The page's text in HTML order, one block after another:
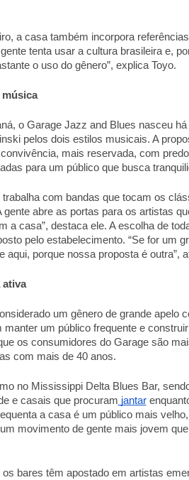
a casa também incorpora
tenta usar a cultura brasileira e,
o uso do gênero”, explica Toyo.
música
o Garage Jazz and Blues nasceu
pelos dois estilos musicais. A
mais reservada, com
para um público que busca
com bandas que tocam os
gente abre as portas para os artistas
a casa”, destaca ele. A escolha de
pelo estabelecimento. “Se for um
aqui, porque nossa proposta é outra”,
ativa
um gênero de grande apelo
um público frequente e
os consumidores do Garage são
com mais de 40 anos.
no Mississippi Delta Blues Bar,
e casais que procuram jantar
a casa é um público mais
movimento de gente mais jovem
bares têm apostado em artistas